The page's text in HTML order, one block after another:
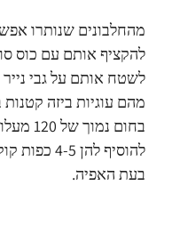
מהחלבונים שנותרו
להקציף אותם עם כוס
לשטח אותם על גבי נייר
מהם עוגיות ביזה
בחום
להוסיף
בעת האפיה.